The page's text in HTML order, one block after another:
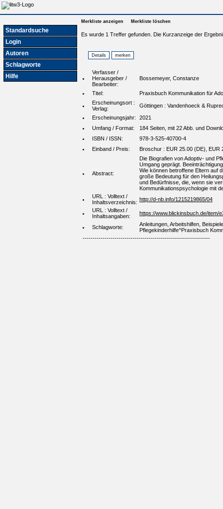
Standardsuche
Login
Autoren
Schlagworte
Hilfe
Merkliste anzeigen Merkliste löschen
Es wurde 1 Treffer gefunden. Die Kurzanzeige der
Verfasser /
Herausgeber /
Bearbeiter:
Bossemeyer, Constanze
Titel:
Praxisbuch Kommunikation für
Erscheinungsort :
Verlag:
Göttingen : Vandenhoeck &
Erscheinungsjahr:
2021
Umfang / Format:
184 Seiten, mit 22 Abb. und
ISBN / ISSN:
978-3-525-40700-4
Einband / Preis:
Broschur : EUR 25.00 (DE), EUR
Abstract:
Die Biografien von Adoptiv- und
Umgang geprägt.
Wie können betroffene Eltern auf
große Bedeutung für den
und Bedürfnisse, die, wenn sie
Kommunikationspsychologie mit
URL : Volltext /
Inhaltsverzeichnis: http://d-nb.info/1215219865/04
URL : Volltext /
Inhaltsangaben:
https://www.blickinsbuch.de/item/
Schlagworte:
Anleitungen, Arbeitshilfen,
Pflegekinderhilfe^Praxisbuch
----------------------------------------------------------------